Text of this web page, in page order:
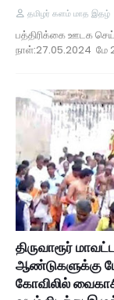
தமிழர் களம் மாத இதழ்
பத்திரிக்கை ஊடக
நாள்:27.05.2024 மே
திருவாரூர்
ஆண்டுகளுக்கு
கோவிலில்